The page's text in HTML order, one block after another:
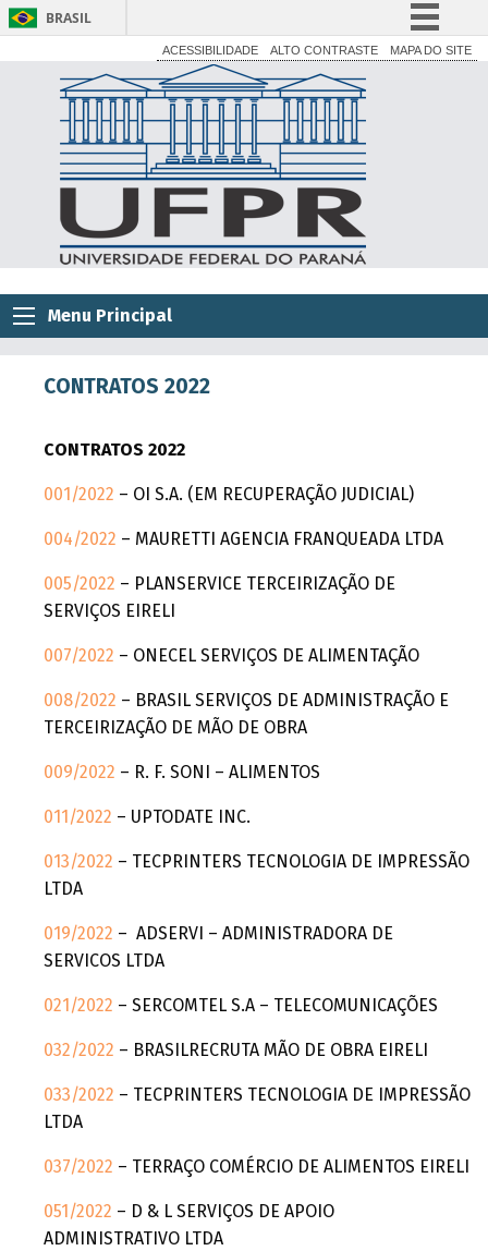
BRASIL
Simplifique!
Comunica BR
Participe
Acesso à informação
Legislação
Canais
ACESSIBILIDADE ALTO CONTRASTE MAPA DO SITE
Menu Principal
CONTRATOS 2022
CONTRATOS 2022
001/2022 – OI S.A. (EM RECUPERAÇÃO JUDICIAL)
004/2022 – MAURETTI AGENCIA FRANQUEADA LTDA
005/2022 – PLANSERVICE TERCEIRIZAÇÃO DE
SERVIÇOS EIRELI
007/2022 – ONECEL SERVIÇOS DE ALIMENTAÇÃO
008/2022 – BRASIL SERVIÇOS DE ADMINISTRAÇÃO E
TERCEIRIZAÇÃO DE MÃO DE OBRA
009/2022 – R. F. SONI – ALIMENTOS
011/2022 – UPTODATE INC.
013/2022 – TECPRINTERS TECNOLOGIA DE IMPRESSÃO
LTDA
019/2022 – ADSERVI – ADMINISTRADORA DE
SERVICOS LTDA
021/2022 – SERCOMTEL S.A – TELECOMUNICAÇÕES
032/2022 – BRASILRECRUTA MÃO DE OBRA EIRELI
033/2022 – TECPRINTERS TECNOLOGIA DE IMPRESSÃO
LTDA
037/2022 – TERRAÇO COMÉRCIO DE ALIMENTOS EIRELI
051/2022 – D & L SERVIÇOS DE APOIO
ADMINISTRATIVO LTDA